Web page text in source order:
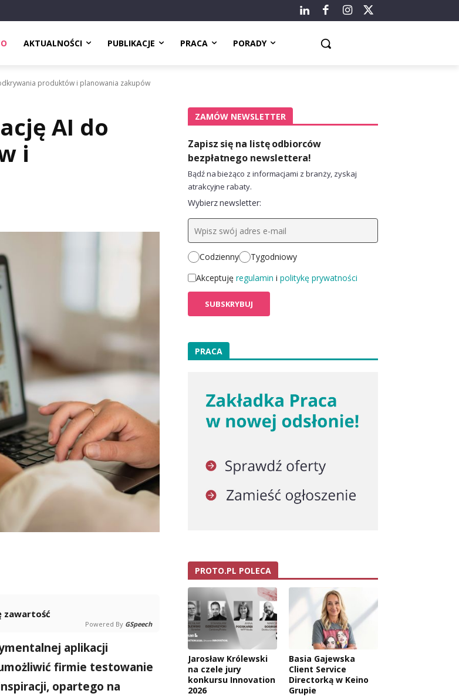
AKTUALNOŚCI PUBLIKACJE PRACA PORADY
produktów i planowania zakupów
AI do
i
zawartość
Powered By GSpeech
aplikacji
firmie testowanie
opartego na
ZAMÓW NEWSLETTER
Zapisz się na listę odbiorców
bezpłatnego newslettera!
Bądź na bieżąco z informacjami z branży, zyskaj
atrakcyjne rabaty.
Wybierz newsletter:
Codzienny
Tygodniowy
Akceptuję regulamin i politykę prywatności
PRACA
PROTO.PL POLECA
Jarosław Królewski
na czele jury
konkursu Innovation
2026
Basia Gajewska
Client Service
Directorką w Keino
Grupie